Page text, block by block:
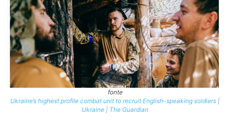
fonte
Ukraine’s highest profile combat unit to recruit English-speaking soldiers |
Ukraine | The Guardian